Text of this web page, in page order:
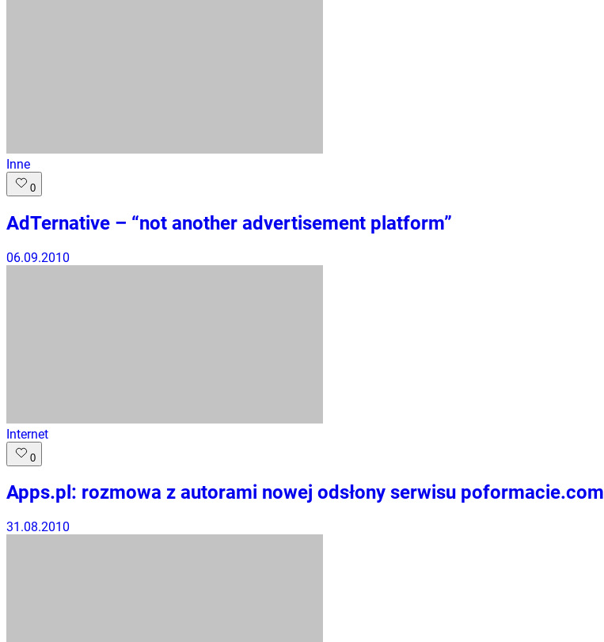
Inne
0
AdTernative – “not another advertisement platform”
06.09.2010
Internet
0
Apps.pl: rozmowa z autorami nowej odsłony serwisu poformacie.com
31.08.2010